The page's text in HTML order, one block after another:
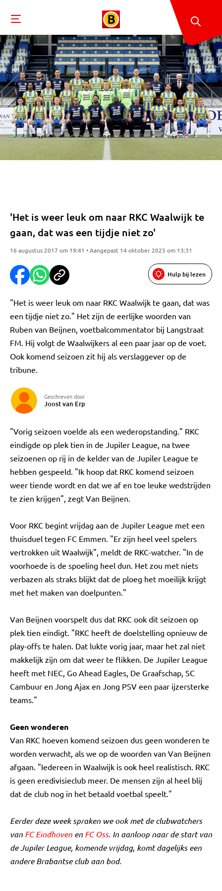
'Het is weer leuk om naar RKC Waalwijk te
gaan, dat was een tijdje niet zo'
16 augustus 2017 om 19:41 • Aangepast 14 oktober 2025 om 13:31
Hulp bij lezen
"Het is weer leuk om naar RKC Waalwijk te gaan, dat was
een tijdje niet zo." Het zijn de eerlijke woorden van
Ruben van Beijnen, voetbalcommentator bij Langstraat
FM. Hij volgt de Waalwijkers al een paar jaar op de voet.
Ook komend seizoen zit hij als verslaggever op de
tribune.
Geschreven door
Joost van Erp
"Vorig seizoen voelde als een wederopstanding." RKC
eindigde op plek tien in de Jupiler League, na twee
seizoenen op rij in de kelder van de Jupiler League te
hebben gespeeld. "Ik hoop dat RKC komend seizoen
weer tiende wordt en dat we af en toe leuke wedstrijden
te zien krijgen", zegt Van Beijnen.
Voor RKC begint vrijdag aan de Jupiler League met een
thuisduel tegen FC Emmen. "Er zijn heel veel spelers
vertrokken uit Waalwijk", meldt de RKC-watcher. "In de
voorhoede is de spoeling heel dun. Het zou met niets
verbazen als straks blijkt dat de ploeg het moeilijk krijgt
met het maken van doelpunten."
Van Beijnen voorspelt dus dat RKC ook dit seizoen op
plek tien eindigt. "RKC heeft de doelstelling opnieuw de
play-offs te halen. Dat lukte vorig jaar, maar het zal niet
makkelijk zijn om dat weer te flikken. De Jupiler League
heeft met NEC, Go Ahead Eagles, De Graafschap, SC
Cambuur en Jong Ajax en Jong PSV een paar ijzersterke
teams."
Geen wonderen
Van RKC hoeven komend seizoen dus geen wonderen te
worden verwacht, als we op de woorden van Van Beijnen
afgaan. "Iedereen in Waalwijk is ook heel realistisch. RKC
is geen eredivisieclub meer. De mensen zijn al heel blij
dat de club nog in het betaald voetbal speelt."
Eerder deze week spraken we ook met de clubwatchers
van FC Eindhoven en FC Oss. In aanloop naar de start van
de Jupiler League, komende vrijdag, komt dagelijks een
andere Brabantse club aan bod.